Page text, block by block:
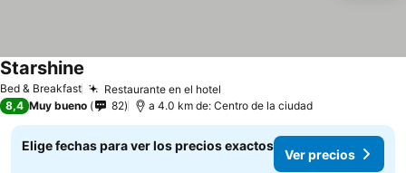
Bed & Breakfast Restaurante en el hotel
Starshine
8,4 Muy bueno 82 a 4.0 km de: Centro de la ciudad
Elige fechas para ver los precios exactos
Ver precios